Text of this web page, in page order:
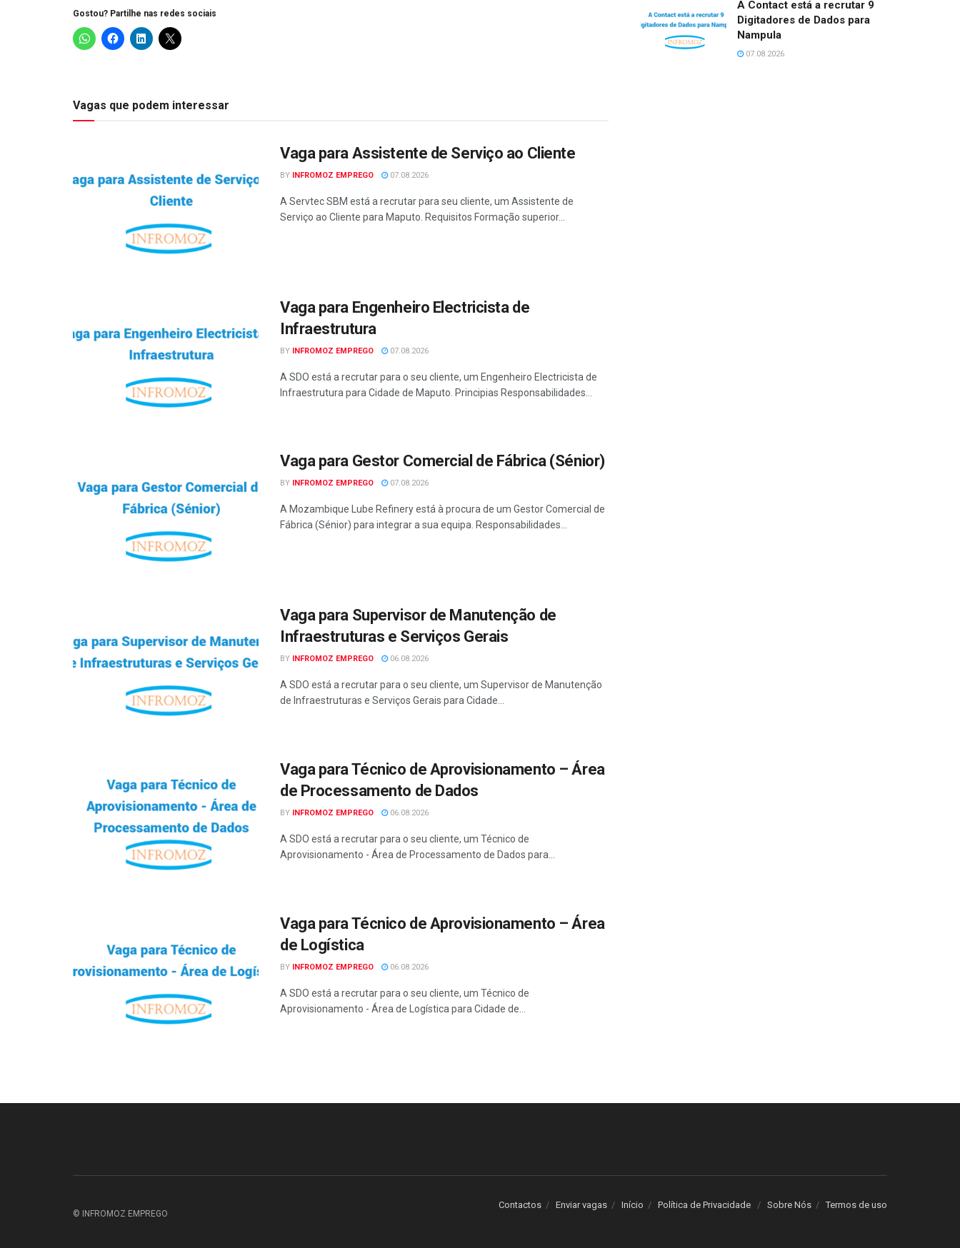
Gostou? Partilhe nas redes sociais
Vagas que podem interessar
Vaga para Assistente de Serviço ao Cliente
BY INFROMOZ EMPREGO 07.08.2026
A Servtec SBM está a recrutar para seu cliente, um Assistente de
Serviço ao Cliente para Maputo. Requisitos Formação superior...
Vaga para Engenheiro Electricista de
Infraestrutura
BY INFROMOZ EMPREGO 07.08.2026
A SDO está a recrutar para o seu cliente, um Engenheiro Electricista de
Infraestrutura para Cidade de Maputo. Principias Responsabilidades...
Vaga para Gestor Comercial de Fábrica (Sénior)
BY INFROMOZ EMPREGO 07.08.2026
A Mozambique Lube Refinery está à procura de um Gestor Comercial de
Fábrica (Sénior) para integrar a sua equipa. Responsabilidades...
Vaga para Supervisor de Manutenção de
Infraestruturas e Serviços Gerais
BY INFROMOZ EMPREGO 06.08.2026
A SDO está a recrutar para o seu cliente, um Supervisor de Manutenção
de Infraestruturas e Serviços Gerais para Cidade...
Vaga para Técnico de Aprovisionamento – Área
de Processamento de Dados
BY INFROMOZ EMPREGO 06.08.2026
A SDO está a recrutar para o seu cliente, um Técnico de
Aprovisionamento - Área de Processamento de Dados para...
Vaga para Técnico de Aprovisionamento – Área
de Logística
BY INFROMOZ EMPREGO 06.08.2026
A SDO está a recrutar para o seu cliente, um Técnico de
Aprovisionamento - Área de Logística para Cidade de...
A Contact está a recrutar 9
Digitadores de Dados para
Nampula
07.08.2026
Contactos Enviar vagas Início Política de Privacidade Sobre Nós Termos de uso
© INFROMOZ EMPREGO